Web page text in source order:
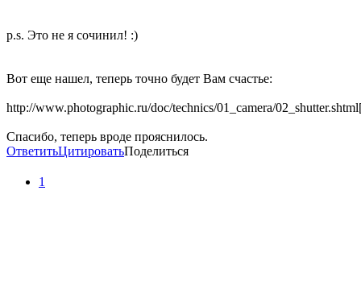
p.s. Это не я сочинил! :)
Вот еще нашел, теперь точно будет Вам счастье:
http://www.photographic.ru/doc/technics/01_camera/
Спасибо, теперь вроде прояснилось.
ОтветитьЦитироватьПоделиться
1